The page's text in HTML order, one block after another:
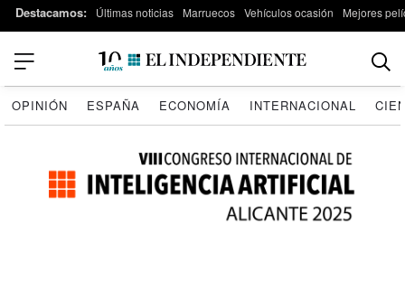
Destacamos: Últimas noticias Marruecos Vehículos ocasión Mejores
OPINIÓN ESPAÑA ECONOMÍA INTERNACIONAL